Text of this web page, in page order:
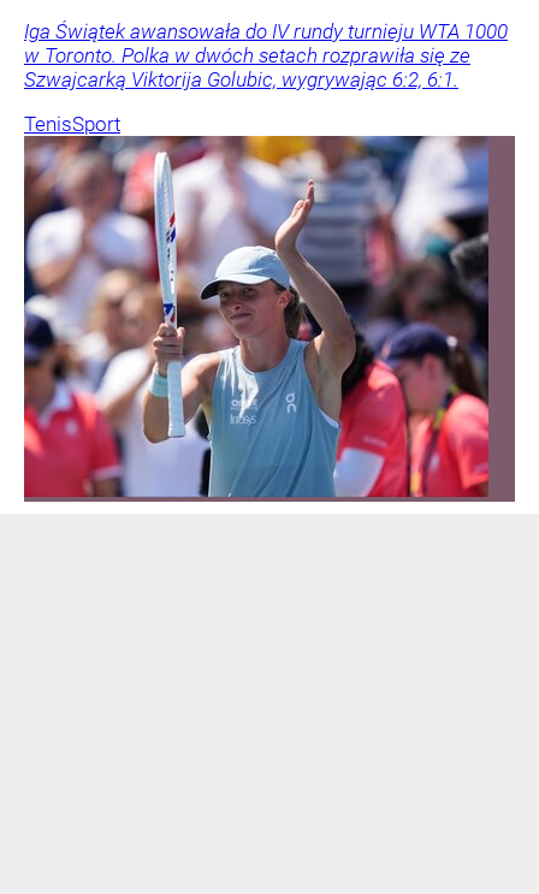
Iga Świątek awansowała do IV rundy turnieju WTA 1000
w Toronto. Polka w dwóch setach rozprawiła się ze
Szwajcarką Viktorija Golubic, wygrywając 6:2, 6:1.
TenisSport